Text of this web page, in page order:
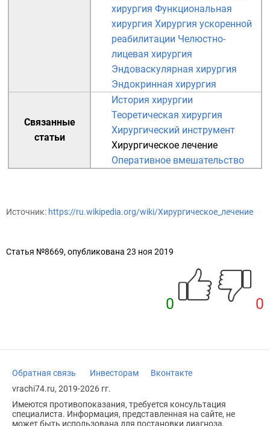
хирургия Функциональная
хирургия Хирургия ускоренной
реабилитации Челюстно-
лицевая хирургия
Эндоваскулярная хирургия
Эндокринная хирургия
Связанные
статьи
История хирургии
Теоретическая хирургия
Хирургический инструмент
Хирургическое лечение
Оперативное вмешательство
Источник: https://ru.wikipedia.org/wiki/Хирургическое_лечение
Статья №8669, опубликована 23 ноя 2019
0 0
Обратная связь Инвесторам
Вконтакте
vrachi74.ru, 2019-2026 гг.
Имеются противопоказания, требуется консультация
специалиста. Информация, представленная на сайте, не
может быть использована для постановки диагноза,